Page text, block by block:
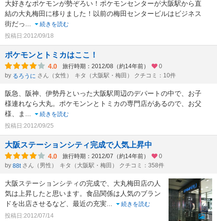
大好きなポケモンが勢ぞろい！ポケモンセンターが大阪駅から直
結の大丸梅田に移りました！以前の梅田センタービルはビジネス
街だっ...
続きを読む
投稿日:2012/09/18
ポケモンとトミカはここ！
4.0 旅行時期：2012/08（約14年前）
0
by るろうに さん（女性） キタ（大阪駅・梅田） クチコミ：10件
阪急、阪神、伊勢丹といった大阪駅周辺のデパートの中で、お子
様連れなら大丸。ポケモンンとトミカの専門店があるので、お父
様、ま ...
続きを読む
投稿日:2012/09/25
大阪ステーションシティ完成で人気上昇中
4.0 旅行時期：2012/07（約14年前）
0
by 88t さん（男性） キタ（大阪駅・梅田） クチコミ：358件
大阪ステーションシティの完成で、大丸梅田店の人
気は上昇したと思います。食品関係は人気のブラン
ドを出店させるなど、最近の充実...
続きを読む
投稿日:2012/07/14
1